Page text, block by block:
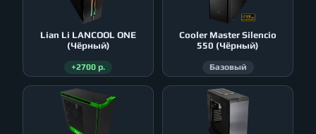
Lian Li LANCOOL ONE
(Чёрный)
+2700 р.
Cooler Master Silencio
550 (Чёрный)
Базовый